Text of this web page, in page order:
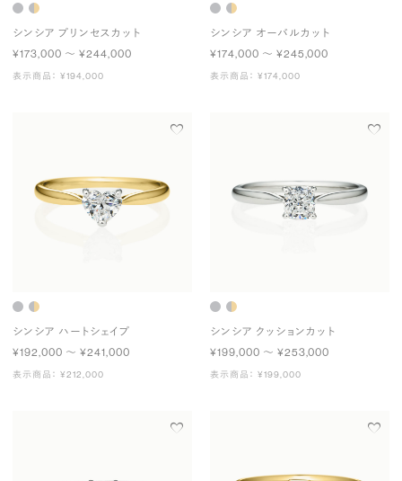
シンシア プリンセスカット
¥173,000 〜 ¥244,000
表示商品： ¥194,000
シンシア オーバルカット
¥174,000 〜 ¥245,000
表示商品： ¥174,000
シンシア ハートシェイプ
¥192,000 〜 ¥241,000
表示商品： ¥212,000
シンシア クッションカット
¥199,000 〜 ¥253,000
表示商品： ¥199,000